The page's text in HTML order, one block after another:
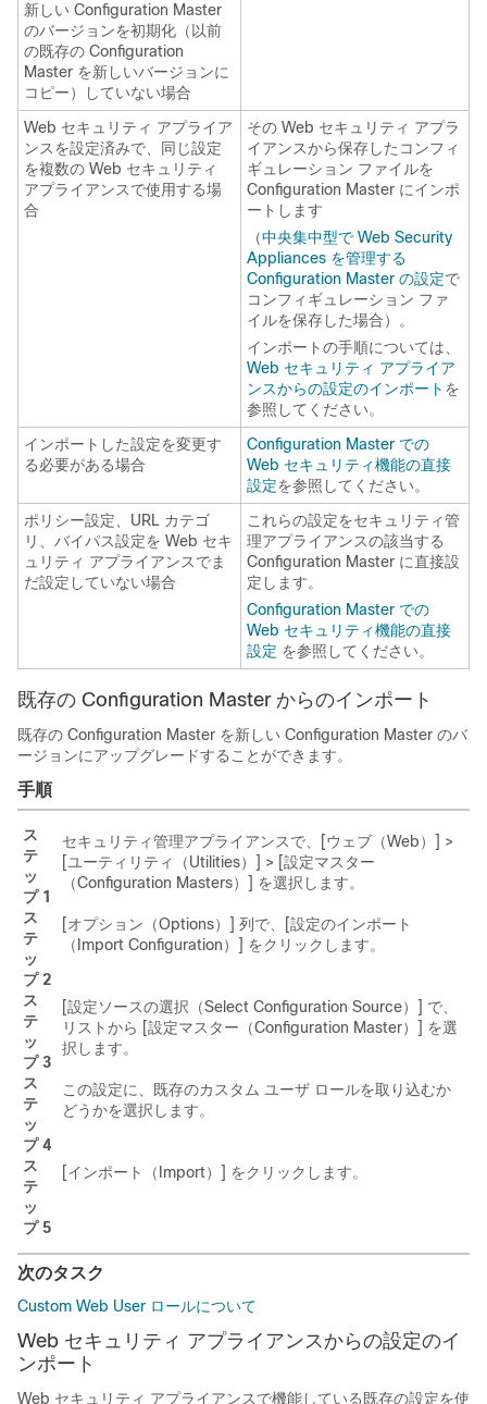
新しい Configuration Master
のバージョンを初期化（以前
の既存の Configuration
Master を新しいバージョンに
コピー）していない場合
Web セキュリティ アプライア
ンスを設定済みで、同じ設定
を複数の Web セキュリティ
アプライアンスで使用する場
合
その Web セキュリティ アプラ
イアンスから保存したコンフィ
ギュレーション ファイルを
Configuration Master にインポ
ートします
（中央集中型で Web Security
Appliances を管理する
Configuration Master の設定で
コンフィギュレーション ファ
イルを保存した場合）。
インポートの手順については、
Web セキュリティ アプライア
ンスからの設定のインポート を
参照してください。
インポートした設定を変更す
る必要がある場合
Configuration Master での
Web セキュリティ機能の直接
設定を参照してください。
ポリシー設定、URL カテゴ
リ、バイパス設定を Web セキ
ュリティ アプライアンスでま
だ設定していない場合
これらの設定をセキュリティ管
理アプライアンスの該当する
Configuration Master に直接設
定します。
Configuration Master での
Web セキュリティ機能の直接
設定 を参照してください。
既存の Configuration Master からのインポート
既存の Configuration Master を新しい Configuration Master のバ
ージョンにアップグレードすることができます。
手順
ス
テ
ッ
プ 1
セキュリティ管理アプライアンスで、[ウェブ（Web）] >
[ユーティリティ（Utilities）] > [設定マスター
（Configuration Masters）] を選択します。
ス
テ
ッ
プ 2
[オプション（Options）] 列で、[設定のインポート
（Import Configuration）] をクリックします。
ス
テ
ッ
プ 3
[設定ソースの選択（Select Configuration Source）] で、
リストから [設定マスター（Configuration Master）] を選
択します。
ス
テ
ッ
プ 4
この設定に、既存のカスタム ユーザ ロールを取り込むか
どうかを選択します。
ス
テ
ッ
プ 5
[インポート（Import）] をクリックします。
次のタスク
Custom Web User ロールについて
Web セキュリティ アプライアンスからの設定のイ
ンポート
Web セキュリティ アプライアンスで機能している既存の設定を使